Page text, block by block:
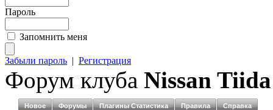
Пароль
Запомнить меня
Забыли пароль | Регистрация
Форум клуба Nissan Tiida
Новое Форумы Плагины Статистика Правила Справка